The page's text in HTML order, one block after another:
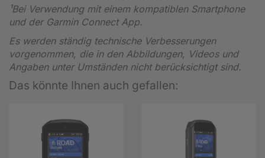
¹Bei Verwendung mit einem kompatiblen Smartphone
und der Garmin Connect App.
Es werden ständig technische Verbesserungen
vorgenommen, die in den Abbildungen, Videos und
Angaben unter Umständen nicht berücksichtigt sind.
Das könnte Ihnen auch gefallen: